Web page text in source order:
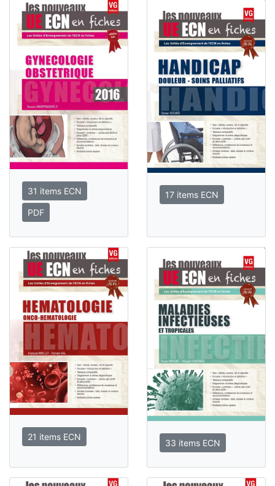
31 items ECN
PDF
17 items ECN
21 items ECN
33 items ECN